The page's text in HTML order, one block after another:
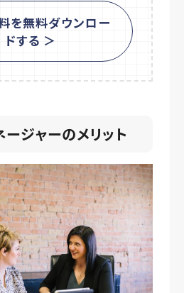
を無料ダウンロー
ドする ＞
ジャーのメリット